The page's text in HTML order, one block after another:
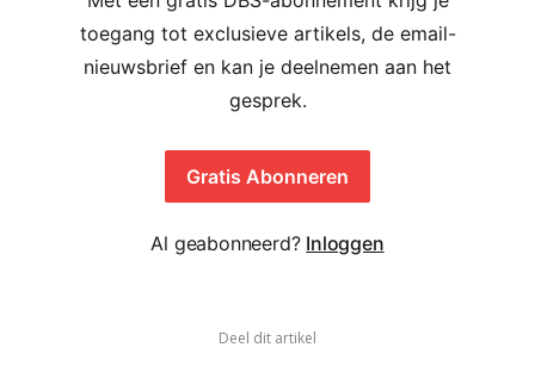
toegang tot exclusieve artikels, de email-
nieuwsbrief en kan je deelnemen aan het
gesprek.
Gratis Abonneren
Al geabonneerd? Inloggen
Deel dit artikel